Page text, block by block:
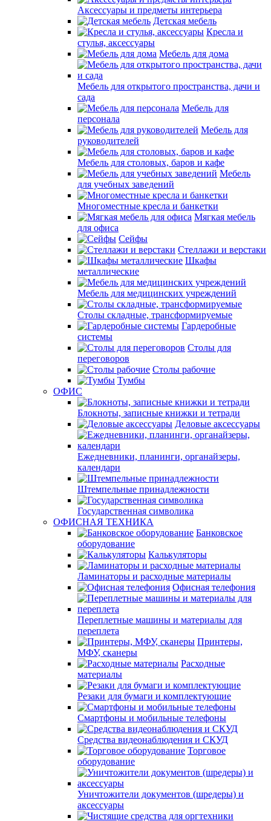
Аксессуары и предметы интерьера
Детская мебель
Кресла и
стулья, аксессуары
Мебель для дома
Мебель для открытого пространства, дачи и
сада
Мебель для
персонала
Мебель для
руководителей
Мебель для столовых, баров и кафе
Мебель
для учебных заведений
Многоместные кресла и банкетки
Мягкая мебель
для офиса
Сейфы
Стеллажи и верстаки
Шкафы
металлические
Мебель для медицинских учреждений
Столы складные, трансформируемые
Гардеробные
системы
Столы для
переговоров
Столы рабочие
Тумбы
ОФИС
Блокноты, записные книжки и тетради
Деловые аксессуары
Ежедневники, планинги, органайзеры,
календари
Штемпельные принадлежности
Государственная символика
ОФИСНАЯ ТЕХНИКА
Банковское
оборудование
Калькуляторы
Ламинаторы и расходные материалы
Офисная телефония
Переплетные машины и материалы для
переплета
Принтеры,
МФУ, сканеры
Расходные
материалы
Резаки для бумаги и комплектующие
Смартфоны и мобильные телефоны
Средства видеонаблюдения и СКУД
Торговое
оборудование
Уничтожители документов (шредеры) и
аксессуары